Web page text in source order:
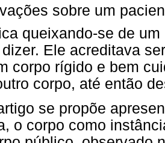
sobre um
queixando-se de
Ele acreditava
corpo rígido e bem
corpo, até então
se propõe
o corpo como